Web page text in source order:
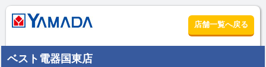
店舗一覧へ戻る
ベスト電器国東店